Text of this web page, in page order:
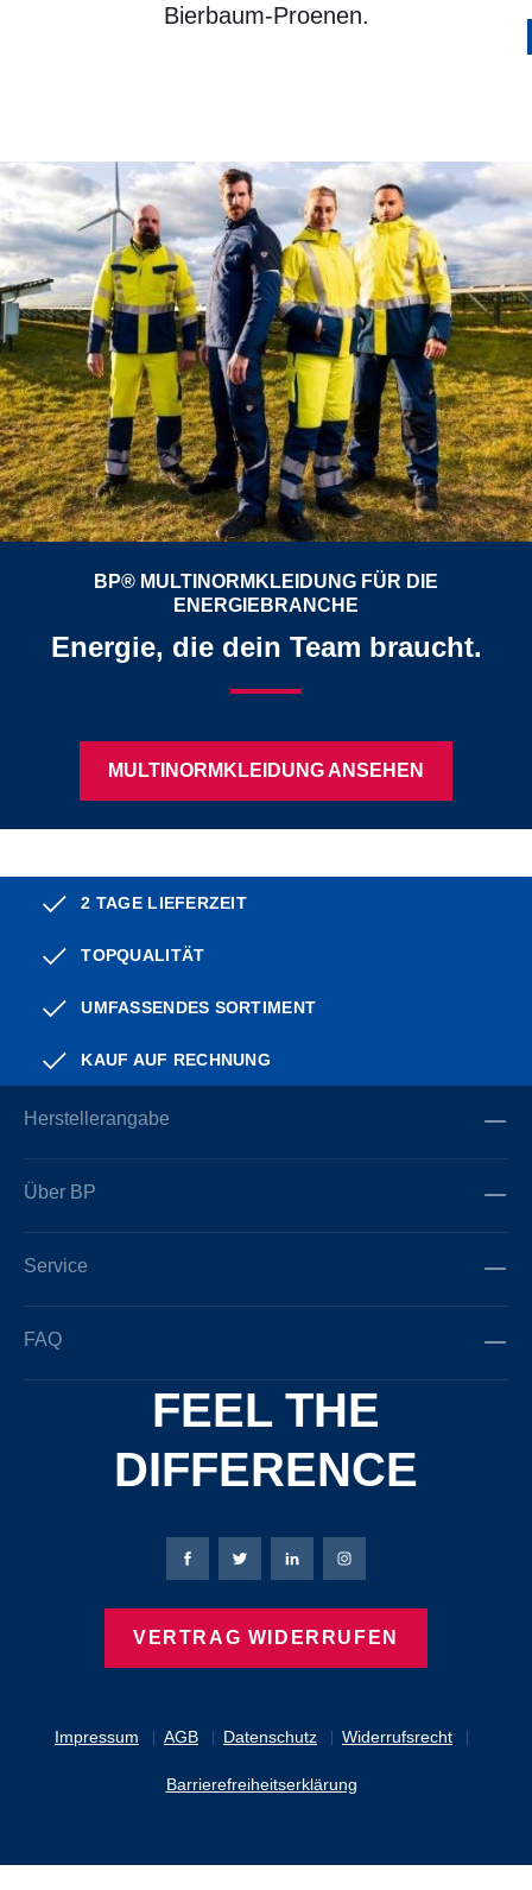
Bierbaum-Proenen.
BP® MULTINORMKLEIDUNG FÜR DIE
ENERGIEBRANCHE
Energie, die dein Team braucht.
MULTINORMKLEIDUNG ANSEHEN
2 TAGE LIEFERZEIT
TOPQUALITÄT
UMFASSENDES SORTIMENT
KAUF AUF RECHNUNG
Herstellerangabe
Über BP
Service
FAQ
FEEL THE
DIFFERENCE
Impressum AGB Datenschutz Widerrufsrecht
Barrierefreiheitserklärung
Bierbaum-Proenen Facebook-Seite
Bierbaum-Proenen Twitter Seite
Bierbaum-Proenen LinkedIn
Bierbaum-Proenen
VERTRAG WIDERRUFEN